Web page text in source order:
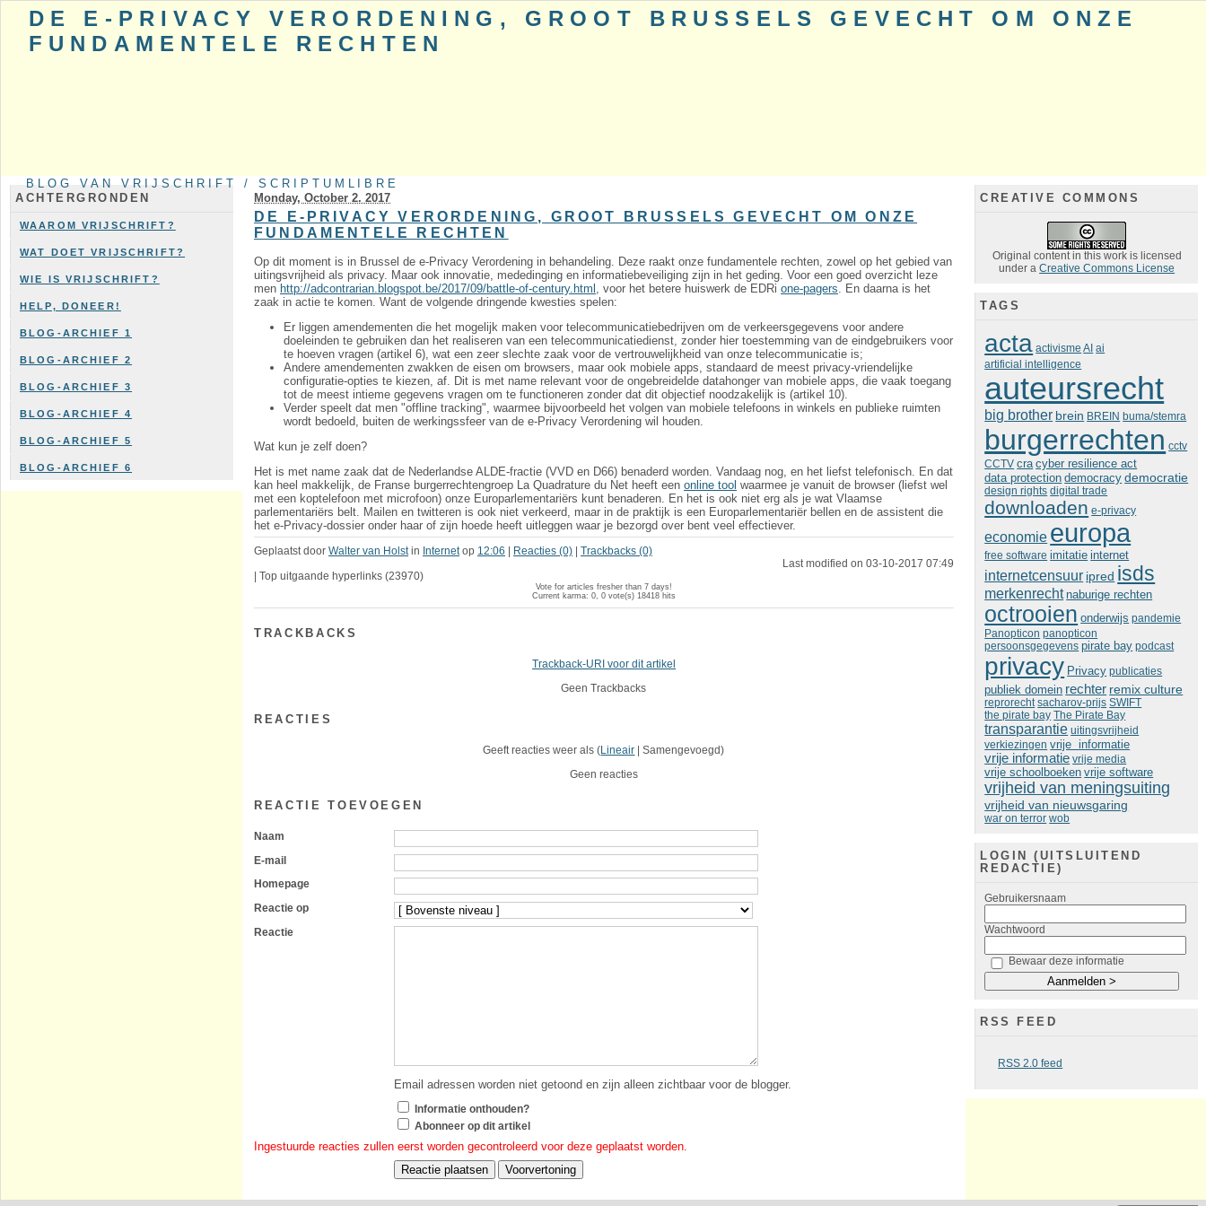
DE E-PRIVACY VERORDENING, GROOT BRUSSELS GEVECHT OM ONZE
FUNDAMENTELE RECHTEN
BLOG VAN VRIJSCHRIFT / SCRIPTUMLIBRE
ACHTERGRONDEN
WAAROM VRIJSCHRIFT?
WAT DOET VRIJSCHRIFT?
WIE IS VRIJSCHRIFT?
HELP, DONEER!
BLOG-ARCHIEF 1
BLOG-ARCHIEF 2
BLOG-ARCHIEF 3
BLOG-ARCHIEF 4
BLOG-ARCHIEF 5
BLOG-ARCHIEF 6
Monday, October 2. 2017
DE E-PRIVACY VERORDENING, GROOT BRUSSELS GEVECHT OM ONZE
FUNDAMENTELE RECHTEN
Op dit moment is in Brussel de e-Privacy Verordening in behandeling. Deze raakt onze fundamentele rechten, zowel op het gebied van
uitingsvrijheid als privacy. Maar ook innovatie, mededinging en informatiebeveiliging zijn in het geding. Voor een goed overzicht leze
men http://adcontrarian.blogspot.be/2017/09/battle-of-century.html , voor het betere huiswerk de EDRione-pagers . En daarna is het
zaak in actie te komen. Want de volgende dringende kwesties spelen:
Er liggen amendementen die het mogelijk maken voor telecommunicatiebedrijven om de verkeersgegevens voor andere
doeleinden te gebruiken dan het realiseren van een telecommunicatiedienst, zonder hier toestemming van de eindgebruikers voor
te hoeven vragen (artikel 6), wat een zeer slechte zaak voor de vertrouwelijkheid van onze telecommunicatie is;
Andere amendementen zwakken de eisen om browsers, maar ook mobiele apps, standaard de meest privacy-vriendelijke
configuratie-opties te kiezen, af. Dit is met name relevant voor de ongebreidelde datahonger van mobiele apps, die vaak toegang
tot de meest intieme gegevens vragen om te functioneren zonder dat dit objectief noodzakelijk is (artikel 10).
Verder speelt dat men "offline tracking", waarmee bijvoorbeeld het volgen van mobiele telefoons in winkels en publieke ruimten
wordt bedoeld, buiten de werkingssfeer van de e-Privacy Verordening wil houden.
Wat kun je zelf doen?
Het is met name zaak dat de Nederlandse ALDE-fractie (VVD en D66) benaderd worden. Vandaag nog, en het liefst telefonisch. En dat
kan heel makkelijk, de Franse burgerrechtengroep La Quadrature du Net heeft eenonline tool waarmee je vanuit de browser (liefst wel
met een koptelefoon met microfoon) onze Europarlementariërs kunt benaderen. En het is ook niet erg als je wat Vlaamse
parlementariërs belt. Mailen en twitteren is ook niet verkeerd, maar in de praktijk is een Europarlementariër bellen en de assistent die
het e-Privacy-dossier onder haar of zijn hoede heeft uitleggen waar je bezorgd over bent veel effectiever.
Geplaatst doorWalter van Holstin Internetop 12:06 Reacties (0) |Trackbacks (0)
Last modified on 03-10-2017 07:49
Top uitgaande hyperlinks (23970)
Vote for articles fresher than 7 days!
Current karma: 0, 0 vote(s)18418 hits
TRACKBACKS
Trackback-URI voor dit artikel
Geen Trackbacks
REACTIES
Geeft reacties weer als (Lineair | Samengevoegd)
Geen reacties
REACTIE TOEVOEGEN
Naam
E-mail
Homepage
Reactie op
Reactie
Email adressen worden niet getoond en zijn alleen zichtbaar voor de blogger.
Informatie onthouden?
Abonneer op dit artikel
Ingestuurde reacties zullen eerst worden gecontroleerd voor deze geplaatst worden.
CREATIVE COMMONS
Original content in this work is licensed
under aCreative Commons License
TAGS
acta activisme AI ai
artificial intelligence
auteursrecht
big brother brein BREIN buma/stemra
burgerrechten cctv
CCTV cra cyber resilience act
data protection democracy democratie
design rights digital trade
downloaden e-privacy
economie europa
free software imitatie internet
internetcensuur ipred isds
merkenrecht naburige rechten
octrooien onderwijs pandemie
Panopticon panopticon
persoonsgegevens pirate bay podcast
privacy Privacy publicaties
publiek domein rechter remix culture
reprorecht sacharov-prijs SWIFT
the pirate bay The Pirate Bay
transparantie uitingsvrijheid
verkiezingen vrije informatie
vrije informatie vrije media
vrije schoolboeken vrije software
vrijheid van meningsuiting
vrijheid van nieuwsgaring
war on terror wob
LOGIN (UITSLUITEND
REDACTIE)
Gebruikersnaam
Wachtwoord
Bewaar deze informatie
RSS FEED
RSS 2.0 feed